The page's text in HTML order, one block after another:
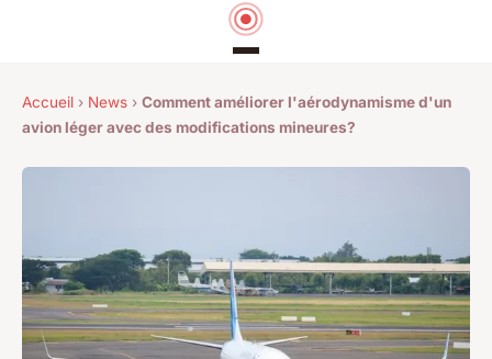
Accueil › News › Comment améliorer l'aérodynamisme d'un
avion léger avec des modifications mineures?